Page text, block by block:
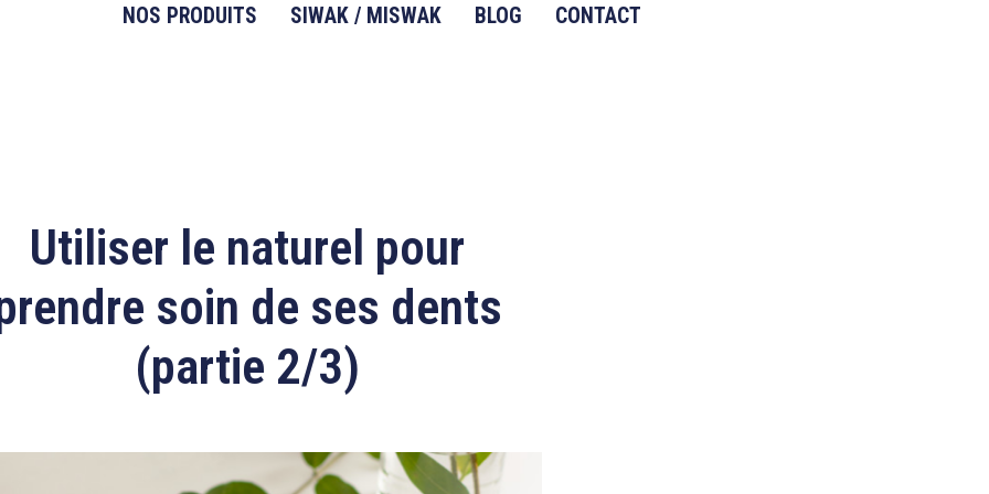
NOS PRODUITS SIWAK / MISWAK BLOG CONTACT
Utiliser le naturel pour
soin de ses dents
(partie 2/3)